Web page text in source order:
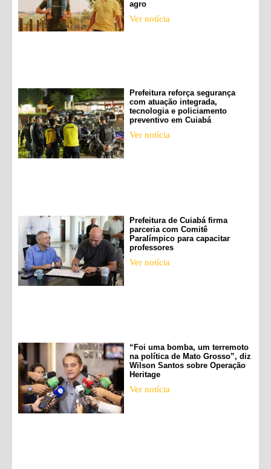
agro
Ver notícia
Prefeitura reforça segurança
com atuação integrada,
tecnologia e policiamento
preventivo em Cuiabá
Ver notícia
Prefeitura de Cuiabá firma
parceria com Comitê
Paralímpico para capacitar
professores
Ver notícia
“Foi uma bomba, um terremoto
na política de Mato Grosso”, diz
Wilson Santos sobre Operação
Heritage
Ver notícia